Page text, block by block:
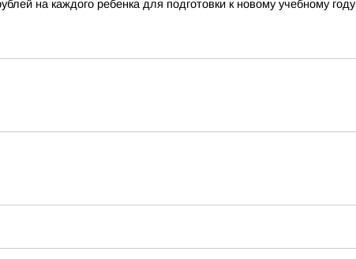
на каждого ребенка для подготовки к новому учебному году